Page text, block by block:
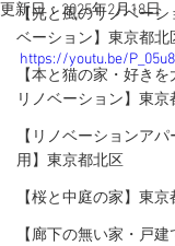
【光と風のリノベーシ
ベーション】東京都北
【本と猫の家・好き
リノベーション】東京
【リノベーションア
用】東京都北区
【桜と中庭の家】東
【廊下の無い家・戸
更新日：2025年2月18日
https://youtu.be/